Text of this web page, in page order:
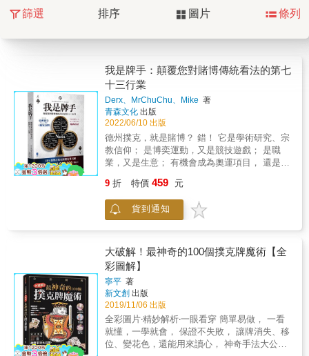
篩選 排序 圖片 條列
我是牌手：顛覆您對賭博傳統看法的第七
十三行業
Derx、MrChuChu、Mike 著
青森文化 出版
2022/06/10 出版
德州撲克，就是賭博？ 錯！ 它是學術研究、宗
教信仰； 是博奕運動，又是競技遊戲； 是職
業，又是生意； 有機會成為奧運項目， 還是好
牌手的獨家訪問、 可能改變你一生的十三個
Poker最高心法、 直擊戰勝自己高峰之戰、 解
構職業牌手致富之路。 由 International Poker
力士世界紀錄保持者、 香港撲克界運動員、 香
港撲克哲學家、 台灣撲克革命先鋒、 世界華人
撲克最高點擊KOL&hellip;&hellip; 告訴你「賭
神」、「教主」原來真有其人！ 本書由11位香
港牌手及2位台灣牌手的經歷結合而成，當中部
份受訪者走遍世界各地，大江南北。希望讀者
能夠透過每個故事了解到德州撲克這個運動和
運動背後的精神，以及作為牌手背後的辛酸、
經歷和成功過程。當中也有部份教學和成功的
9 折 特價 459 元
貨到通知
大破解！最神奇的100個撲克牌魔術【全
彩圖解】
寧平 著
新文創 出版
2019/11/06 出版
全彩圖片‧精妙解析‧一眼看穿 簡單易做， 一看
就懂，一學就會， 保證不失敗， 讓牌消失、移
位、變花色，還能用來讀心， 神奇手法大公